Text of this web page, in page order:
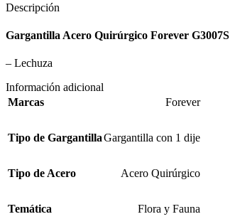
Descripción
Gargantilla Acero Quirúrgico Forever G3007S
– Lechuza
Información adicional
Marcas
Forever
Tipo de GargantillaGargantilla con 1 dije
Tipo de Acero Acero Quirúrgico
Temática Flora y Fauna